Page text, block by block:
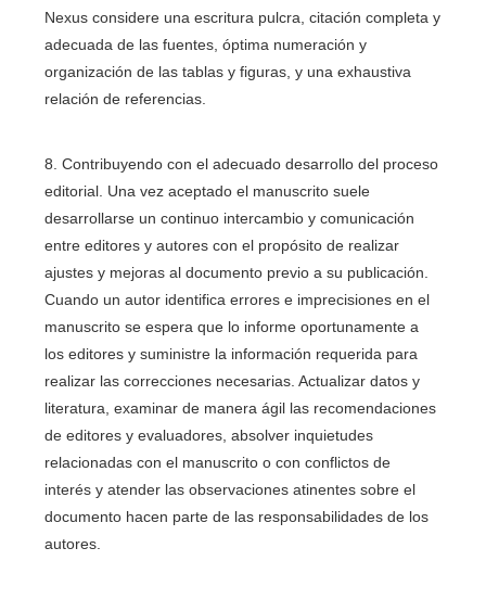
Nexus considere una escritura pulcra, citación completa y
adecuada de las fuentes, óptima numeración y
organización de las tablas y figuras, y una exhaustiva
relación de referencias.
8. Contribuyendo con el adecuado desarrollo del proceso
editorial. Una vez aceptado el manuscrito suele
desarrollarse un continuo intercambio y comunicación
entre editores y autores con el propósito de realizar
ajustes y mejoras al documento previo a su publicación.
Cuando un autor identifica errores e imprecisiones en el
manuscrito se espera que lo informe oportunamente a
los editores y suministre la información requerida para
realizar las correcciones necesarias. Actualizar datos y
literatura, examinar de manera ágil las recomendaciones
de editores y evaluadores, absolver inquietudes
relacionadas con el manuscrito o con conflictos de
interés y atender las observaciones atinentes sobre el
documento hacen parte de las responsabilidades de los
autores.